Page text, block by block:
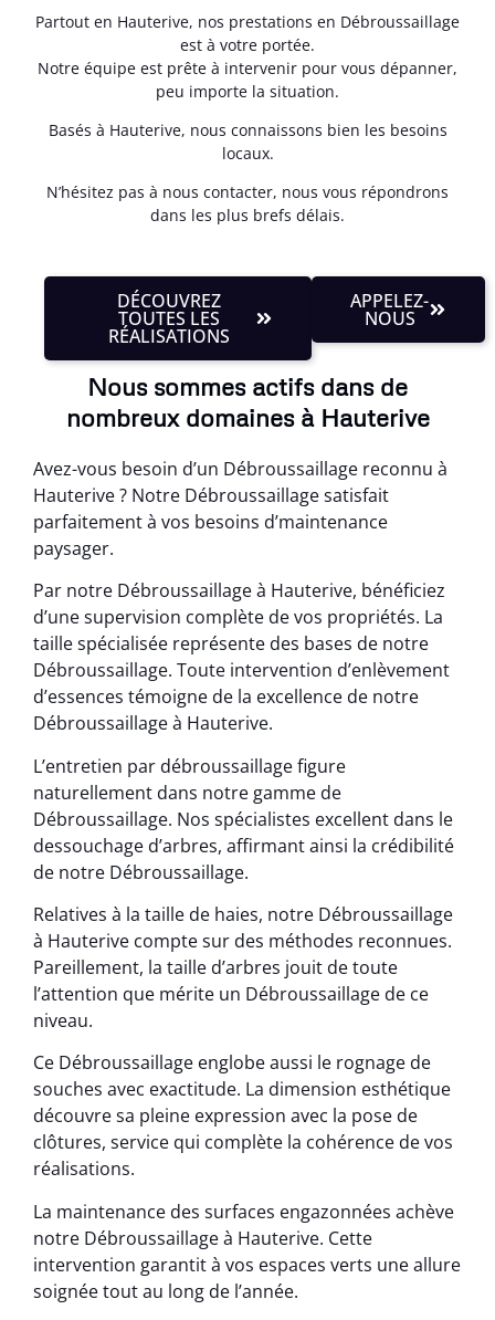
Partout en Hauterive, nos prestations en Débroussaillage
est à votre portée.
Notre équipe est prête à intervenir pour vous dépanner,
peu importe la situation.
Basés à Hauterive, nous connaissons bien les besoins
locaux.
N’hésitez pas à nous contacter, nous vous répondrons
dans les plus brefs délais.
DÉCOUVREZ
TOUTES LES
RÉALISATIONS
APPELEZ-
NOUS
Nous sommes actifs dans de
nombreux domaines à Hauterive
Avez-vous besoin d’un Débroussaillage reconnu à
Hauterive ? Notre Débroussaillage satisfait
parfaitement à vos besoins d’maintenance
paysager.
Par notre Débroussaillage à Hauterive, bénéficiez
d’une supervision complète de vos propriétés. La
taille spécialisée représente des bases de notre
Débroussaillage. Toute intervention d’enlèvement
d’essences témoigne de la excellence de notre
Débroussaillage à Hauterive.
L’entretien par débroussaillage figure
naturellement dans notre gamme de
Débroussaillage. Nos spécialistes excellent dans le
dessouchage d’arbres, affirmant ainsi la crédibilité
de notre Débroussaillage.
Relatives à la taille de haies, notre Débroussaillage
à Hauterive compte sur des méthodes reconnues.
Pareillement, la taille d’arbres jouit de toute
l’attention que mérite un Débroussaillage de ce
niveau.
Ce Débroussaillage englobe aussi le rognage de
souches avec exactitude. La dimension esthétique
découvre sa pleine expression avec la pose de
clôtures, service qui complète la cohérence de vos
réalisations.
La maintenance des surfaces engazonnées achève
notre Débroussaillage à Hauterive. Cette
intervention garantit à vos espaces verts une allure
soignée tout au long de l’année.